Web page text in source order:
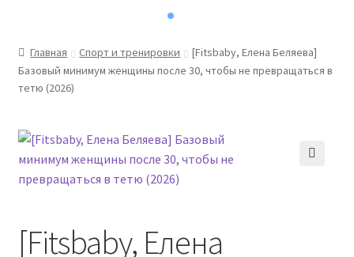
Главная Спорт и тренировки
[Fitsbaby, Елена Беляева]
Базовый минимум женщины после 30, чтобы не превращаться в
тетю (2026)
[Fitsbaby, Елена